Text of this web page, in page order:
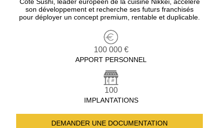
Côté Sushi, leader européen de la cuisine Nikkei, accélère
son développement et recherche ses futurs franchisés
pour déployer un concept premium, rentable et duplicable.
100 000 €
APPORT PERSONNEL
100
IMPLANTATIONS
DEMANDER UNE DOCUMENTATION